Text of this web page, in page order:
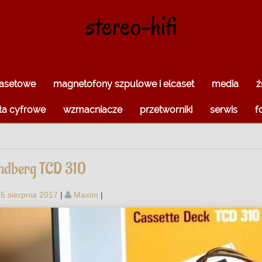
stereo-hifi
magnetofony szpulowe i elcaset media
cyfrowe wzmacniacze przetworniki serwis
TCD 310
sierpnia 2017 | Maxim |